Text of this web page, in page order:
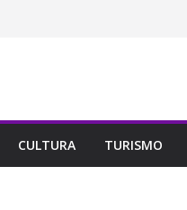
CULTURA TURISMO